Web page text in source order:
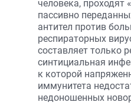
человека, проходят
пассивно
антител против
респираторных
составляет только
синтициальная
к которой
иммунитета
недоношенных